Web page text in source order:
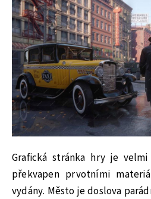
Grafická stránka hry je
překvapen prvotními
vydány. Město je doslova